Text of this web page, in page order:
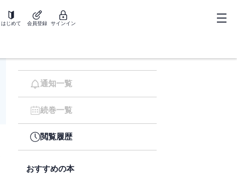
はじめて 会員登録 サインイン
通知一覧
続巻一覧
閲覧履歴
おすすめの本